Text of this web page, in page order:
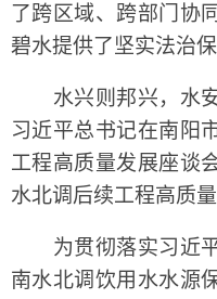
了跨区域、跨部门协
碧水提供了坚实法治保
水兴则邦兴，水安
习近平总书记在南阳
工程高质量发展座谈
水北调后续工程高质量
为贯彻落实习近平
南水北调饮用水水源